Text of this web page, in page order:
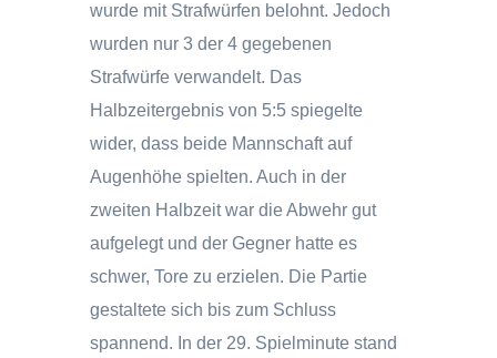
wurde mit Strafwürfen belohnt. Jedoch
wurden nur 3 der 4 gegebenen
Strafwürfe verwandelt. Das
Halbzeitergebnis von 5:5 spiegelte
wider, dass beide Mannschaft auf
Augenhöhe spielten. Auch in der
zweiten Halbzeit war die Abwehr gut
aufgelegt und der Gegner hatte es
schwer, Tore zu erzielen. Die Partie
gestaltete sich bis zum Schluss
spannend. In der 29. Spielminute stand